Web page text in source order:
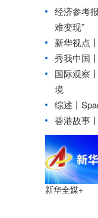
经济参考报
难变现”
新华视点丨
秀我中国丨
国际观察丨
境
综述丨
香港故事丨
新华全媒+